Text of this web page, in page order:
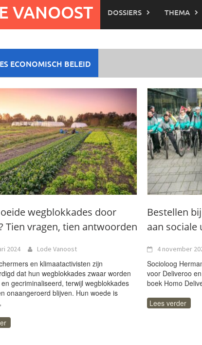
VANOOST DOSSIERS THEMA
ECONOMISCH BELEID
wegblokkades door
Tien vragen, tien antwoorden
2024 Lode Vanoost
en klimaatactivisten zijn
dat hun wegblokkades zwaar worden
gecriminaliseerd, terwijl wegblokkades
onaangeroerd blijven. Hun woede is
Bestellen
aan
4 november
Socioloog
voor Deliveroo
boek Homo
Lees verder